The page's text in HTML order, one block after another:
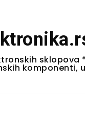
sklopova
komponenti,